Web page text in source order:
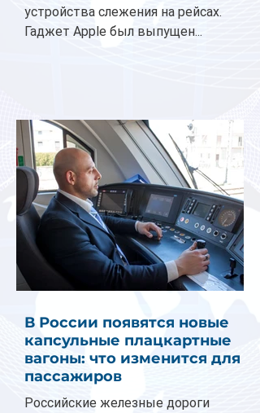
устройства слежения на рейсах.
Гаджет Apple был выпущен...
В России появятся новые
капсульные плацкартные
вагоны: что изменится для
пассажиров
Российские железные дороги